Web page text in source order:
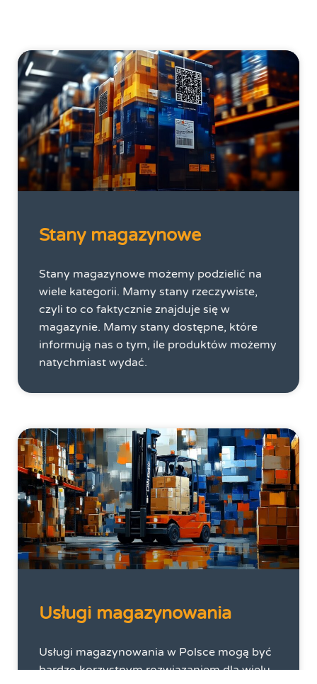
Stany magazynowe
Stany magazynowe możemy podzielić na
wiele kategorii. Mamy stany rzeczywiste,
czyli to co faktycznie znajduje się w
magazynie. Mamy stany dostępne, które
informują nas o tym, ile produktów możemy
natychmiast wydać.
Usługi magazynowania
Usługi magazynowania w Polsce mogą być
bardzo korzystnym rozwiązaniem dla wielu